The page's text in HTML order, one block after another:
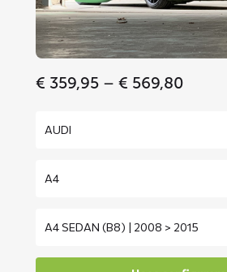
€ 359,95 – € 569,80